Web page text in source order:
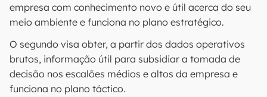
empresa com conhecimento novo e útil acerca do seu
meio ambiente e funciona no plano estratégico.
O segundo visa obter, a partir dos dados operativos
brutos, informação útil para subsidiar a tomada de
decisão nos escalões médios e altos da empresa e
funciona no plano táctico.